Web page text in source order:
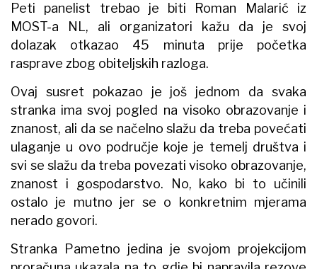
Peti panelist trebao je biti Roman Malarić iz
MOST-a NL, ali organizatori kažu da je svoj
dolazak otkazao 45 minuta prije početka
rasprave zbog obiteljskih razloga.
Ovaj susret pokazao je još jednom da svaka
stranka ima svoj pogled na visoko obrazovanje i
znanost, ali da se načelno slažu da treba povećati
ulaganje u ovo područje koje je temelj društva i
svi se slažu da treba povezati visoko obrazovanje,
znanost i gospodarstvo. No, kako bi to učinili
ostalo je mutno jer se o konkretnim mjerama
nerado govori.
Stranka Pametno jedina je svojom projekcijom